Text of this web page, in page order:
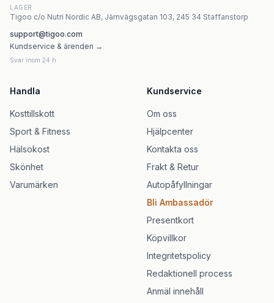
LAGER
Tigoo c/o Nutri Nordic AB, Järnvägsgatan 103, 245 34 Staffanstorp
support@tigoo.com
Kundservice & ärenden →
Svar inom 24 h
Handla
Kosttillskott
Sport & Fitness
Hälsokost
Skönhet
Varumärken
Kundservice
Om oss
Hjälpcenter
Kontakta oss
Frakt & Retur
Autopåfyllningar
Bli Ambassadör
Presentkort
Köpvillkor
Integritetspolicy
Redaktionell process
Anmäl innehåll